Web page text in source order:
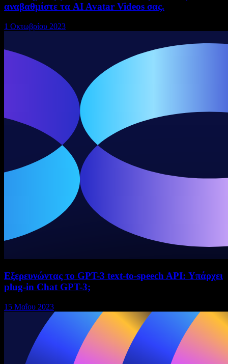
αναβαθμίστε τα AI Avatar Videos σας.
1 Οκτωβρίου 2023
Εξερευνώντας το GPT-3 text-to-speech API: Υπάρχει
plug-in Chat GPT-3;
15 Μαΐου 2023